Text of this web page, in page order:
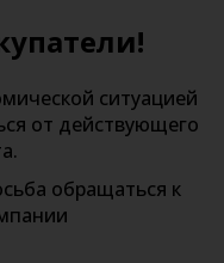
ситуацией
от действующего
обращаться к